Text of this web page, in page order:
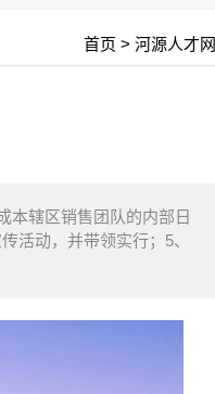
首页 > 河源人才网
本辖区销售团队的内部日
活动，并带领实行；5、